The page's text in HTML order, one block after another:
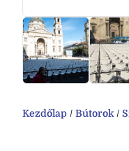
Kezdőlap / Bútorok /